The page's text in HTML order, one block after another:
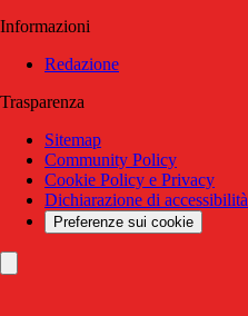
Informazioni
Redazione
Trasparenza
Sitemap
Community Policy
Cookie Policy e Privacy
Dichiarazione di accessibilità
Preferenze sui cookie